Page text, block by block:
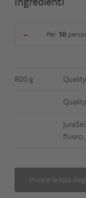
- Per
800 g
fluoro,
Inviare la lista